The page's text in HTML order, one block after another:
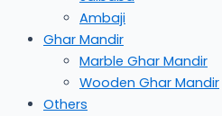
Ambaji
Ghar Mandir
Marble Ghar Mandir
Wooden Ghar Mandir
Others